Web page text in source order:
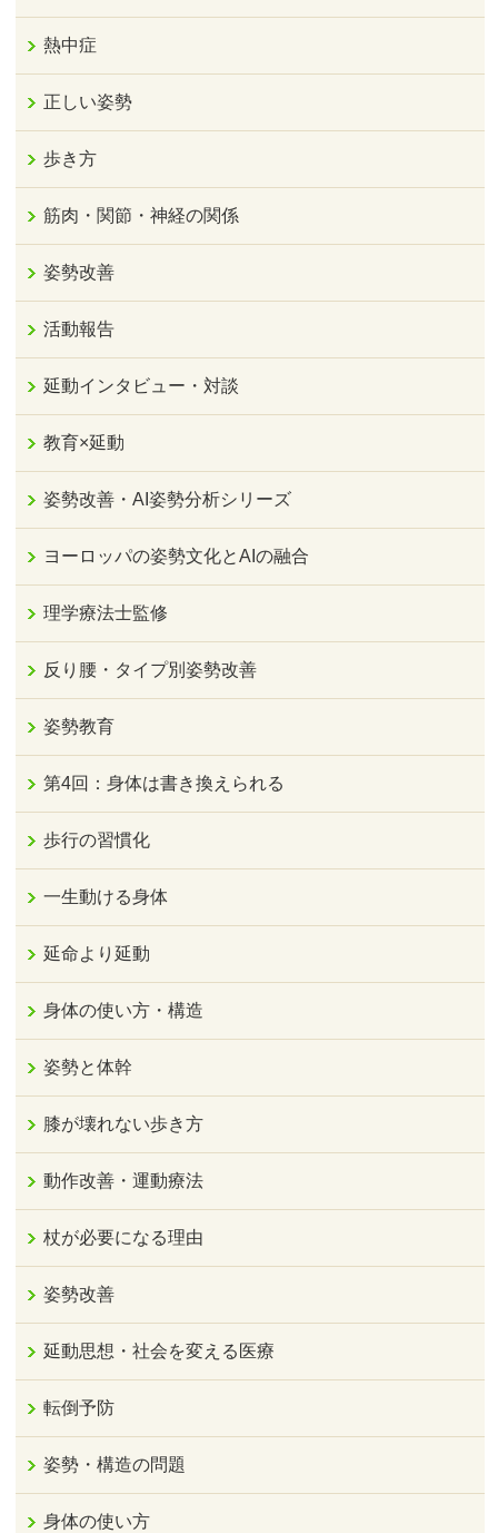
熱中症
正しい姿勢
歩き方
筋肉・関節・神経の関係
姿勢改善
活動報告
延動インタビュー・対談
教育×延動
姿勢改善・AI姿勢分析シリーズ
ヨーロッパの姿勢文化とAIの融合
理学療法士監修
反り腰・タイプ別姿勢改善
姿勢教育
第4回：身体は書き換えられる
歩行の習慣化
一生動ける身体
延命より延動
身体の使い方・構造
姿勢と体幹
膝が壊れない歩き方
動作改善・運動療法
杖が必要になる理由
姿勢改善
延動思想・社会を変える医療
転倒予防
姿勢・構造の問題
身体の使い方